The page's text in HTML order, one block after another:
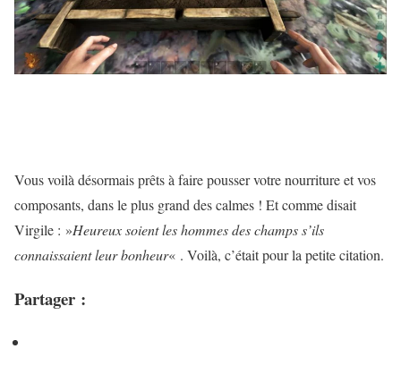
Vous voilà désormais prêts à faire pousser votre nourriture et vos
composants, dans le plus grand des calmes ! Et comme disait
Virgile : »Heureux soient les hommes des champs s’ils
connaissaient leur bonheur« . Voilà, c’était pour la petite citation.
Partager :